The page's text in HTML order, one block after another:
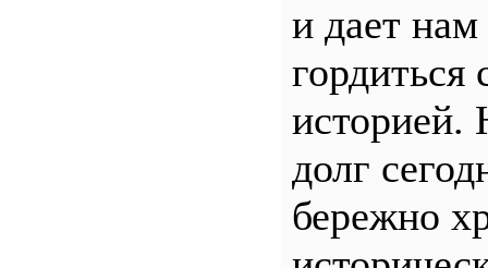
и дает
гордиться
долг
бережно